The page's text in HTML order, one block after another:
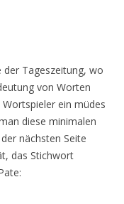
der Tageszeitung, wo
von Worten
ein müdes
diese minimalen
nächsten Seite
das Stichwort